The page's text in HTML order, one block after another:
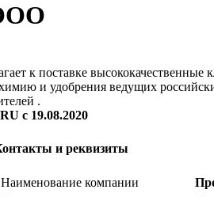
к поставке высококачественные
и удобрения ведущих
.
с 19.08.2020
и реквизиты
Наименование компании